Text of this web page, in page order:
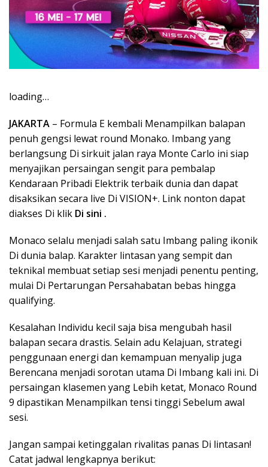
loading…
JAKARTA – Formula E kembali Menampilkan balapan
penuh gengsi lewat round Monako. Imbang yang
berlangsung Di sirkuit jalan raya Monte Carlo ini siap
menyajikan persaingan sengit para pembalap
Kendaraan Pribadi Elektrik terbaik dunia dan dapat
disaksikan secara live Di VISION+. Link nonton dapat
diakses Di klik Di sini .
Monaco selalu menjadi salah satu Imbang paling ikonik
Di dunia balap. Karakter lintasan yang sempit dan
teknikal membuat setiap sesi menjadi penentu penting,
mulai Di Pertarungan Persahabatan bebas hingga
qualifying.
Kesalahan Individu kecil saja bisa mengubah hasil
balapan secara drastis. Selain adu Kelajuan, strategi
penggunaan energi dan kemampuan menyalip juga
Berencana menjadi sorotan utama Di Imbang kali ini. Di
persaingan klasemen yang Lebih ketat, Monaco Round
9 dipastikan Menampilkan tensi tinggi Sebelum awal
sesi.
Jangan sampai ketinggalan rivalitas panas Di lintasan!
Catat jadwal lengkapnya berikut: